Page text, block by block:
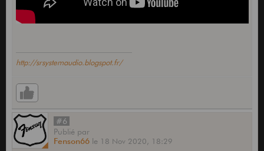
http://srsystemaudio.blogspot.fr/
#6
Publié par
Fenson66 le 18 Nov 2020, 18:29